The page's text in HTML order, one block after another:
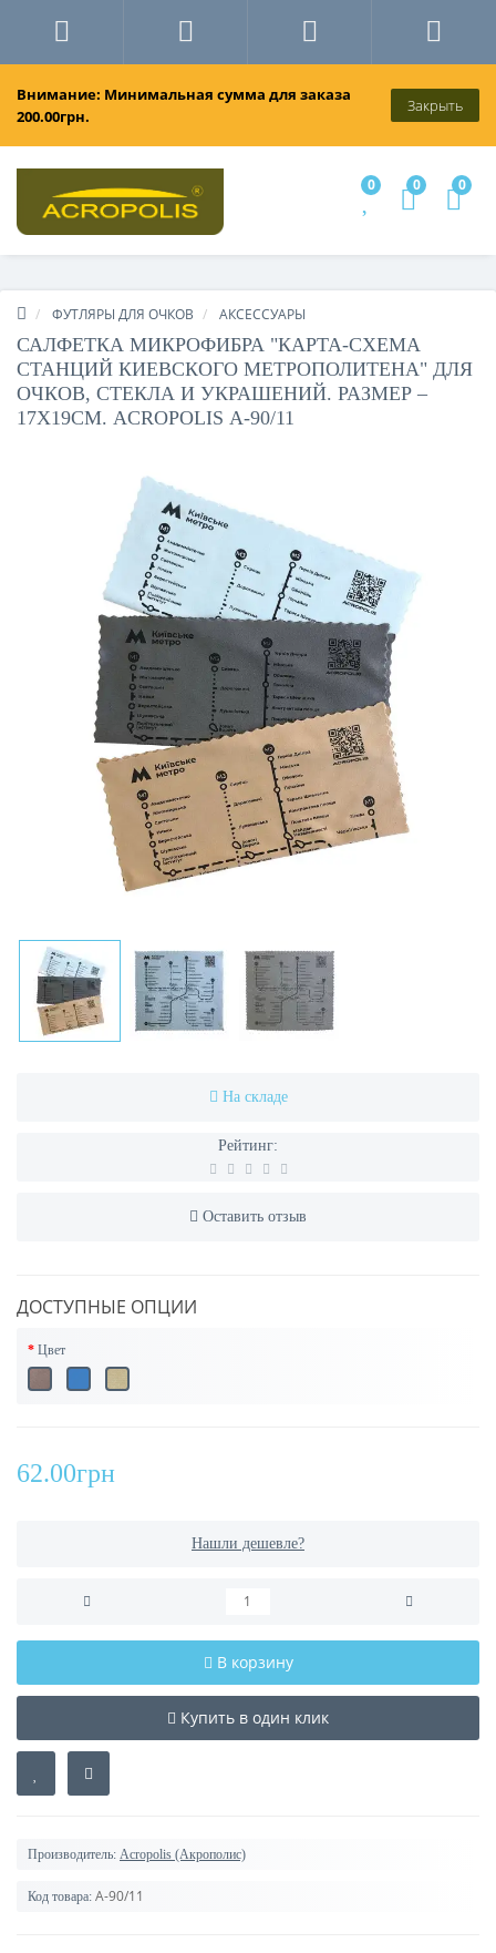
Внимание: Минимальная сумма для заказа
200.00грн.
Закрыть
0 0 0
ФУТЛЯРЫ ДЛЯ ОЧКОВ АКСЕССУАРЫ
САЛФЕТКА МИКРОФИБРА "КАРТА-СХЕМА
СТАНЦИЙ КИЕВСКОГО МЕТРОПОЛИТЕНА" ДЛЯ
ОЧКОВ, СТЕКЛА И УКРАШЕНИЙ. РАЗМЕР –
17Х19СМ. ACROPOLIS А-90/11
На складе
Рейтинг:
Оставить отзыв
ДОСТУПНЫЕ ОПЦИИ
Цвет
62.00грн
Нашли дешевле?
В корзину
Купить в один клик
Производитель: Acropolis (Акрополис)
Код товара: А-90/11